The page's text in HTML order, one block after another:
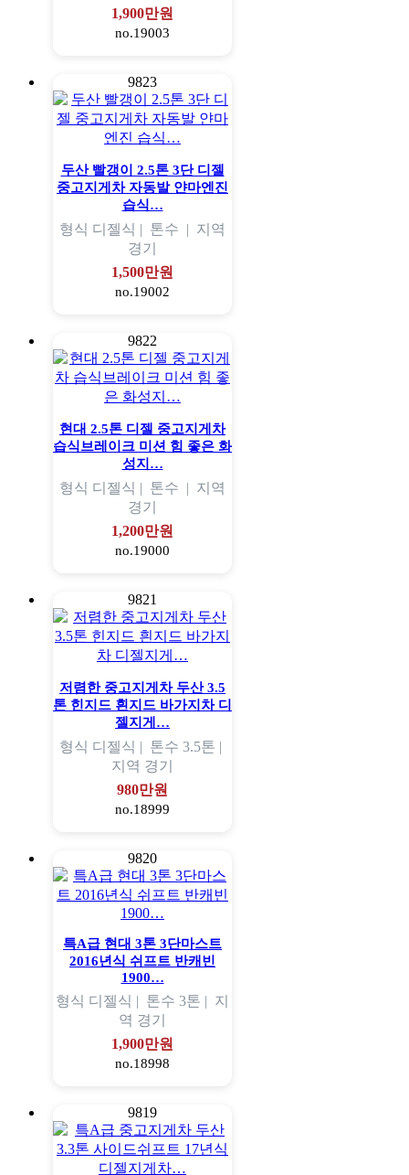
1,900만원
no.19003
9823
두산 빨갱이 2.5톤 3단 디젤
중고지게차 자동발 얀마엔진
습식…
형식 디젤식 | 톤수 | 지역
경기
1,500만원
no.19002
9822
현대 2.5톤 디젤 중고지게차
습식브레이크 미션 힘 좋은 화
성지…
형식 디젤식 | 톤수 | 지역
경기
1,200만원
no.19000
9821
저렴한 중고지게차 두산 3.5
톤 힌지드 흰지드 바가지차 디
젤지게…
형식 디젤식 | 톤수 3.5톤 |
지역 경기
980만원
no.18999
9820
특A급 현대 3톤 3단마스트
2016년식 쉬프트 반캐빈
1900…
형식 디젤식 | 톤수 3톤 | 지
역 경기
1,900만원
no.18998
9819